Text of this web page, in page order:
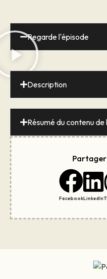
Regarde l'épisode
Description
Résumé du contenu
FacebookLinkedIn